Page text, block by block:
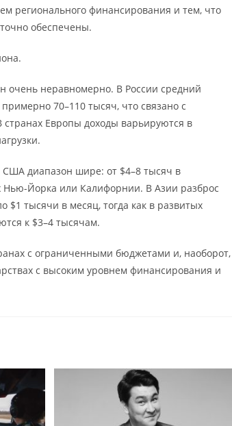
регионального финансирования и тем, что
обеспечены.
очень неравномерно. В России средний
70–110 тысяч, что связано с
Европы доходы варьируются в
диапазон шире: от $4–8 тысяч в
Нью-Йорка или Калифорнии. В Азии разброс
тысячи в месяц, тогда как в развитых
к $3–4 тысячам.
с ограниченными бюджетами и, наоборот,
с высоким уровнем финансирования и